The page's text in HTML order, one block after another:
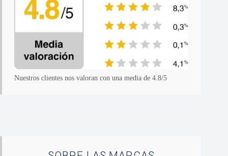
Nuestros clientes nos valoran con una media de 4.8/5